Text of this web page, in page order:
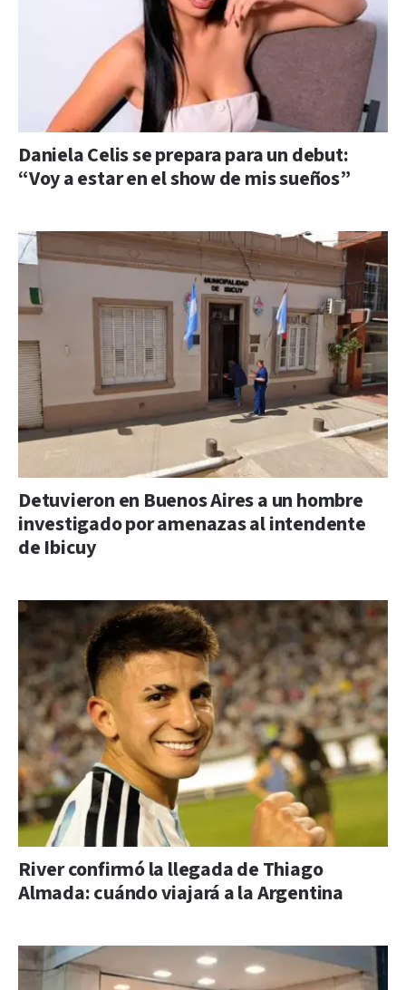
Daniela Celis se prepara para un debut:
“Voy a estar en el show de mis sueños”
Detuvieron en Buenos Aires a un hombre
investigado por amenazas al intendente
de Ibicuy
River confirmó la llegada de Thiago
Almada: cuándo viajará a la Argentina